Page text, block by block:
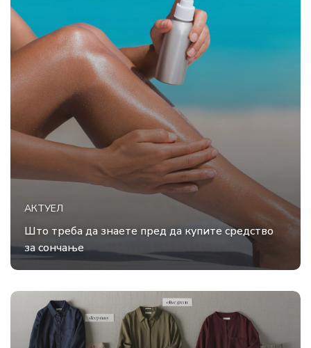
АКТУЕЛ
Што треба да знаете пред да купите средство
за сончање